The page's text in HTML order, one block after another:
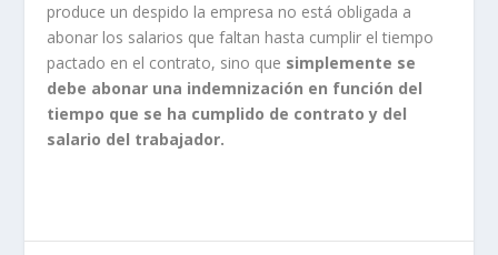
produce un despido la empresa no está obligada a
abonar los salarios que faltan hasta cumplir el tiempo
pactado en el contrato, sino que simplemente se
debe abonar una indemnización en función del
tiempo que se ha cumplido de contrato y del
salario del trabajador.